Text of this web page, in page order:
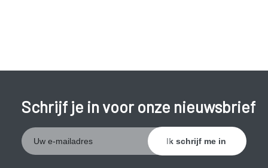
Schrijf je in voor onze nieuwsbrief